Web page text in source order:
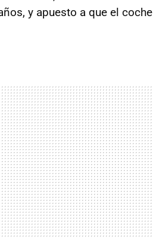
y apuesto a que el coche